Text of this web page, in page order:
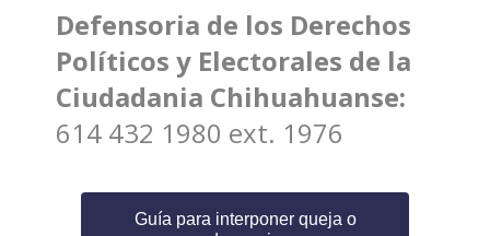
Defensoria de los Derechos
Políticos y Electorales de la
Ciudadania Chihuahuanse:
614 432 1980 ext. 1976
Guía para interponer queja o